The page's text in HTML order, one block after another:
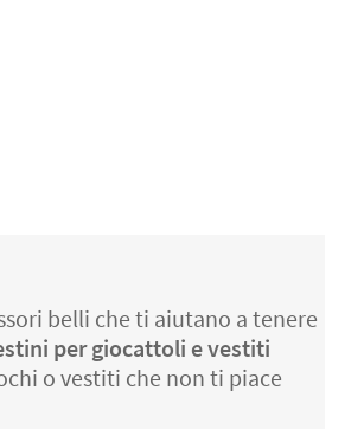
belli che ti aiutano a tenere
per giocattoli e vestiti
o vestiti che non ti piace